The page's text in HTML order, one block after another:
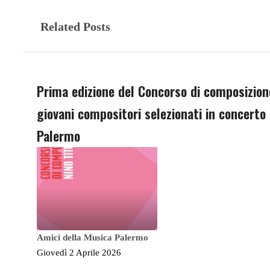
Related Posts
Prima edizione del Concorso di
giovani compositori selezionati in
Palermo
Amici della Musica Palermo
Giovedì 2 Aprile 2026